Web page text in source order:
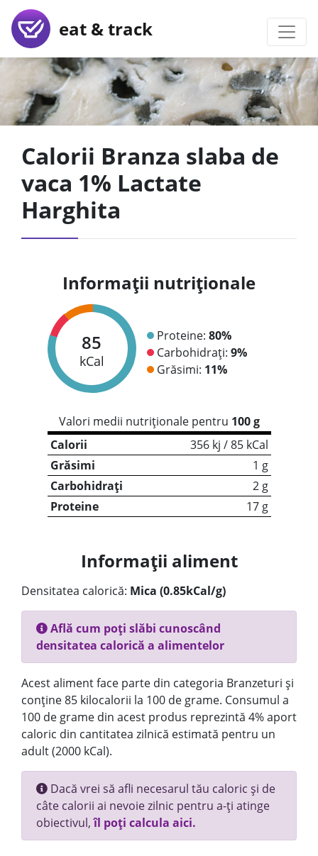
eat & track
Calorii Branza slaba de
vaca 1% Lactate
Harghita
Informații nutriționale
85
kCal
Proteine: 80%
Carbohidrați: 9%
Grăsimi: 11%
Valori medii nutriționale pentru 100 g
Calorii
356 kj / 85 kCal
Grăsimi
1 g
Carbohidrați
2 g
Proteine
17 g
Informații aliment
Densitatea calorică: Mica (0.85kCal/g)
Află cum poți slăbi cunoscând
densitatea calorică a alimentelor
Acest aliment face parte din categoria Branzeturi și
conține 85 kilocalorii la 100 de grame. Consumul a
100 de grame din acest produs reprezintă 4% aport
caloric din cantitatea zilnică estimată pentru un
adult (2000 kCal).
Dacă vrei să afli necesarul tău caloric și de
câte calorii ai nevoie zilnic pentru a-ți atinge
obiectivul,îl poți calcula aici.